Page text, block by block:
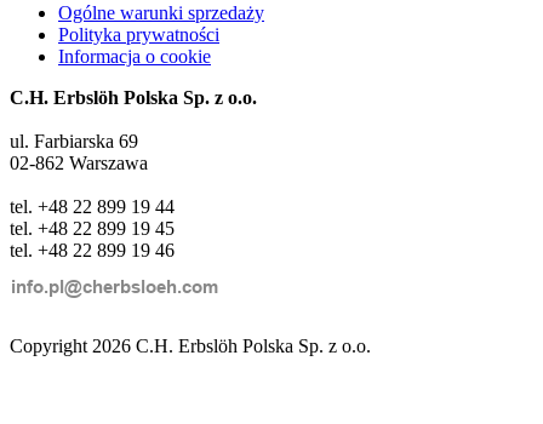
Ogólne warunki sprzedaży
Polityka prywatności
Informacja o cookie
C.H. Erbslöh Polska Sp. z o.o.
ul. Farbiarska 69
02-862 Warszawa
tel. +48 22 899 19 44
tel. +48 22 899 19 45
tel. +48 22 899 19 46
Copyright 2026 C.H. Erbslöh Polska Sp. z o.o.